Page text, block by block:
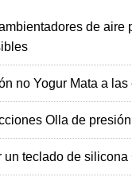
de aire
no Yogur Mata a las
Olla de presión
un teclado de silicona